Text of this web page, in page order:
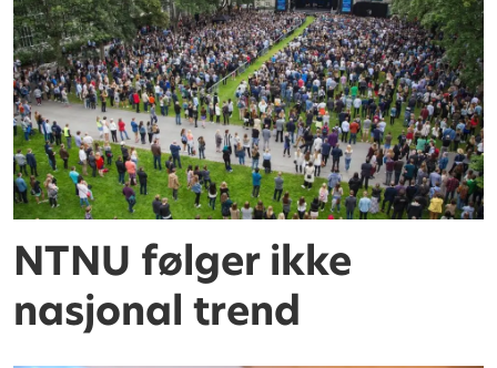
NTNU følger ikke
nasjonal trend